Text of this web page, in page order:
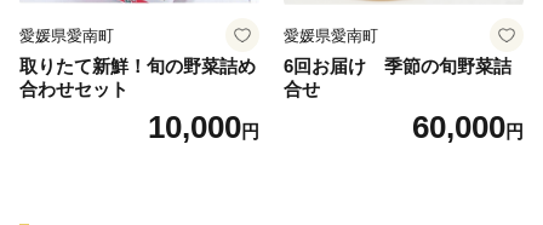
愛媛県愛南町
取りたて新鮮！旬の野菜詰め
合わせセット
10,000円
愛媛県愛南町
6回お届け 季節の旬野菜詰
合せ
60,000円